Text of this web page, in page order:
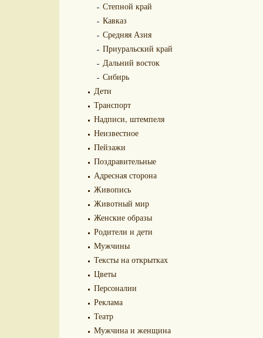
Степной край
Кавказ
Средняя Азия
Приуральский край
Дальний восток
Сибирь
Дети
Транспорт
Надписи, штемпеля
Неизвестное
Пейзажи
Поздравительные
Адресная сторона
Живопись
Животный мир
Женские образы
Родители и дети
Мужчины
Тексты на открытках
Цветы
Персоналии
Реклама
Театр
Мужчина и женщина